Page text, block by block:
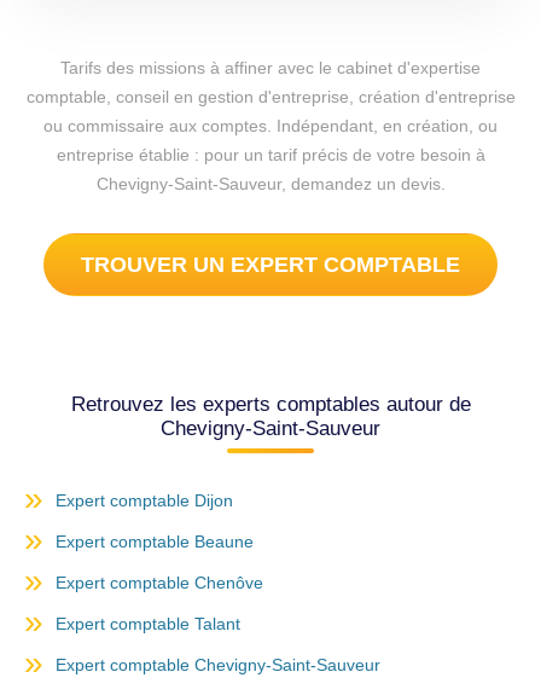
Tarifs des missions à affiner avec le cabinet d'expertise
comptable, conseil en gestion d'entreprise, création d'entreprise
ou commissaire aux comptes. Indépendant, en création, ou
entreprise établie : pour un tarif précis de votre besoin à
Chevigny-Saint-Sauveur, demandez un devis.
TROUVER UN EXPERT COMPTABLE
Retrouvez les experts comptables autour de
Chevigny-Saint-Sauveur
Expert comptable Dijon
Expert comptable Beaune
Expert comptable Chenôve
Expert comptable Talant
Expert comptable Chevigny-Saint-Sauveur